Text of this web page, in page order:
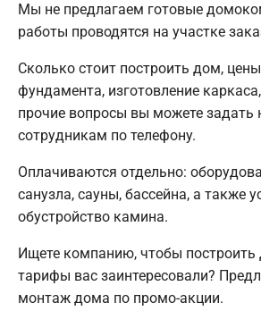
Мы не предлагаем готовые
работы проводятся на участке
Сколько стоит построить дом,
фундамента, изготовление
прочие вопросы вы можете
сотрудникам по телефону.
Оплачиваются отдельно:
санузла, сауны, бассейна, а также
обустройство камина.
Ищете компанию, чтобы
тарифы вас заинтересовали?
монтаж дома по промо-акции.